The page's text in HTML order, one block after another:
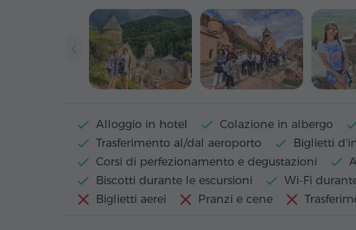
Alloggio in hotel Colazione in albergo
Trasferimento al/dal aeroporto
Biglietti
Corsi di perfezionamento e degustazioni
Biscotti durante le escursioni
Wi-Fi
Biglietti aerei
Pranzi e cene